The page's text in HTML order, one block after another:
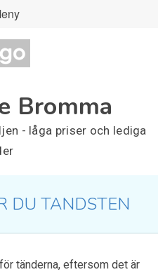
Bromma
- låga priser och lediga
DU TANDSTEN
tänderna, eftersom det är